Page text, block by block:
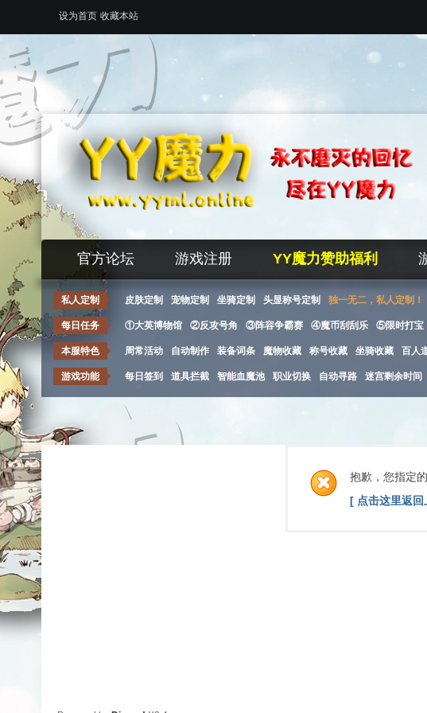
设为首页 收藏本站
官方论坛 游戏注册 YY魔力赞助福利
私人定制 皮肤定制 宠物定制 坐骑定制 头显称号定制 独一无二，私人定制！
每日任务 ①大英博物馆 ②反攻号角 ③阵容争霸赛 ④魔币刮刮乐 ⑤限时打宝
本服特色 周常活动 自动制作 装备词条 魔物收藏 称号收藏 坐骑收藏 百人
游戏功能 每日签到 道具拦截 智能血魔池 职业切换 自动寻路 迷宫剩余时间
抱歉，您指定
[ 点击这里返回